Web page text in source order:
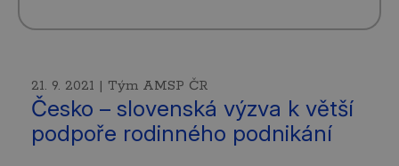
21. 9. 2021 | Tým AMSP ČR
Česko – slovenská výzva k větší
podpoře rodinného podnikání